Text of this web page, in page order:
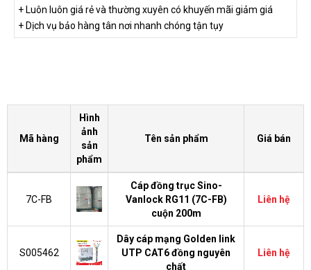
+ Luôn luôn giá rẻ và thường xuyên có khuyến mãi giảm giá
+ Dịch vụ bảo hàng tân nơi nhanh chóng tận tụy
Mã hàng
Hình
ảnh
sản
phẩm
Tên sản phẩm Giá bán
7C-FB
Cáp đồng trục Sino-
Vanlock RG11 (7C-FB)
cuộn 200m
Liên hệ
S005462
Dây cáp mạng Golden link
UTP CAT6 đồng nguyên
chất
Liên hệ